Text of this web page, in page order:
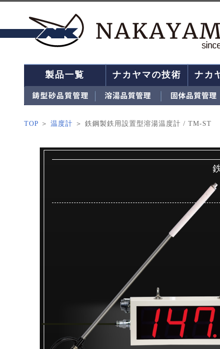
製品一覧 ナカヤマの技術 ナカ
TOP ＞ 温度計 ＞ 鉄鋼製鉄用設置型溶湯温度計 / TM-ST